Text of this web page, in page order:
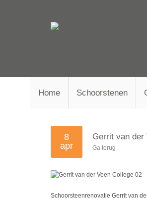
Home Schoorstenen
Gerrit van der
8
apr
Ga terug
Schoorsteenrenovatie Gerrit van